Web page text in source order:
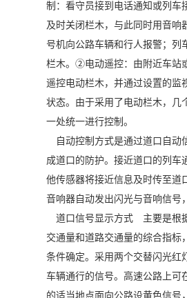
制：看守员接到电话通知或列车
及时关闭栏木，与此同时用音响
号机向公路车辆和行人报警；列
栏木。②电动遥控：由附近车站
遥控电动栏木，并通过设置的监
状态。由于采用了电动栏木，几
一处统一进行控制。
自动控制方式是通过道口自动
成道口的防护。接近道口的列车
他传感器将接近信息及时传至道
音响器自动发出闪光与音响信号
道口信号显示方式 主要是根
交通量和道路交通量的综合指标
条件确定。采用两个交替闪光红
车辆通行的信号。高速公路上可
的适当地点面向公路设黄色信号